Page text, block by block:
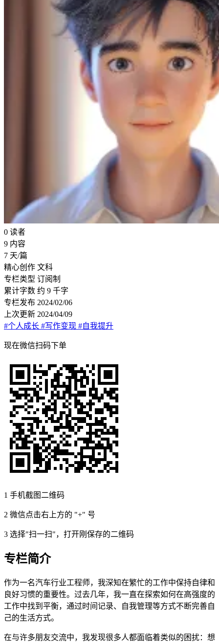
0 读者
9 内容
7 天/篇
精心创作 文科
专栏类型 订阅制
累计字数 约 9 千字
专栏发布 2024/02/06
上次更新 2024/04/09
#个人成长 #写作变现 #自我提升
现在微信扫码下单
1 手机截图二维码
2 微信点击右上方的 "+" 号
3 选择"扫一扫"，打开刚保存的二维码
专栏简介
作为一名汽车行业工程师，我深知在繁忙的工作中保持自律和
良好习惯的重要性。过去几年，我一直在探索如何在高强度的
工作中找到平衡，通过时间记录、自我管理等方式不断完善自
己的生活方式。
在与许多朋友交流中，我发现很多人都面临着类似的困扰：想